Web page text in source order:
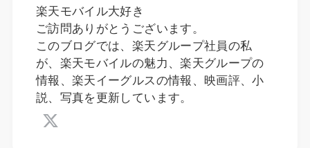
楽天モバイル大好き
ご訪問ありがとうございます。
このブログでは、楽天グループ社員の私
が、楽天モバイルの魅力、楽天グループの
情報、楽天イーグルスの情報、映画評、小
説、写真を更新しています。